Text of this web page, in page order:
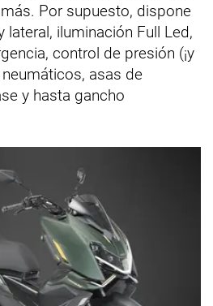
Por supuesto, dispone
lateral, iluminación Full Led,
control de presión (¡y
asas de
y hasta gancho